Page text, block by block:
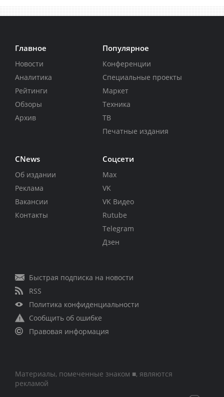
Главное
Новости
Аналитика
Рейтинги
Обзоры
Архив
Популярное
Конференции
Специальные проекты
Маркет
Техника
ТВ
Печатные издания
CNews
Об издании
Реклама
Вакансии
Контакты
Соцсети
Max
VK
VK Видео
Rutube
Telegram
Дзен
Быстрая подписка на новости
RSS
Политика конфиденциальности
Сообщить об ошибке
Правовая информация
Материалы, помеченные знаком ■, являются
рекламой